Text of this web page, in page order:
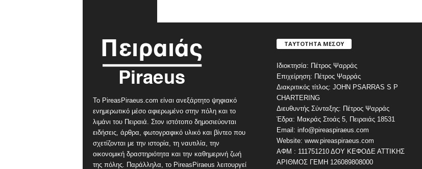
Το PireasPiraeus.com είναι ανεξάρτητο ψηφιακό
ενημερωτικό μέσο αφιερωμένο στην πόλη και το
λιμάνι του Πειραιά. Στον ιστότοπο δημοσιεύονται
ειδήσεις, άρθρα, φωτογραφικό υλικό και βίντεο που
σχετίζονται με την ιστορία, τη ναυτιλία, την
οικονομική δραστηριότητα και την καθημερινή ζωή
της πόλης. Παράλληλα, το PireasPiraeus λειτουργεί
ΤΑΥΤΟΤΗΤΑ ΜΕΣΟΥ
Ιδιοκτησία: Πέτρος Ψαρράς
Επιχείρηση: Πέτρος Ψαρράς
Διακριτικός τίτλος: JOHN PSARRAS S P
CHARTERING
Διευθυντής Σύνταξης: Πέτρος Ψαρράς
Έδρα: Μακράς Στοάς 5, Πειραιάς 18531
Email: info@pireaspiraeus.com
Website: www.pireaspiraeus.com
ΑΦΜ : 111751210 ΔΟΥ ΚΕΦΟΔΕ ΑΤΤΙΚΗΣ
ΑΡΙΘΜΟΣ ΓΕΜΗ 126089808000